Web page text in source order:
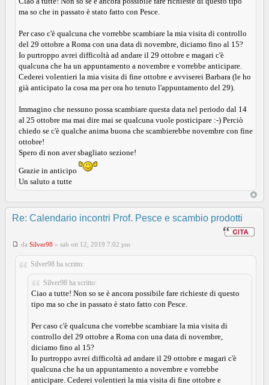
ma so che in passato è stato fatto con Pesce.
Per caso c'è qualcuna che vorrebbe scambiare la mia visita di controllo
del 29 ottobre a Roma con una data di novembre, diciamo fino al 15?
Io purtroppo avrei difficoltà ad andare il 29 ottobre e magari c'è
qualcuna che ha un appuntamento a novembre e vorrebbe anticipare.
Cederei volentieri la mia visita di fine ottobre e avviserei Barbara (le ho
già anticipato la cosa ma per ora ho tenuto l'appuntamento del 29).
Immagino che nessuno possa scambiare questa data nel periodo dal 14
al 25 ottobre ma mai dire mai se qualcuna vuole posticipare :-) Perciò
chiedo se c'è qualche anima buona che scambierebbe novembre con fine
ottobre!
Spero di non aver sbagliato sezione!
Grazie in anticipo
Un saluto a tutte
Re: Calendario incontri Prof. Pesce e scambio prodotti
da Silver98 » sab ott 12, 2019 7:02 pm
Silver98 ha scritto:
Silver98 ha scritto:
Ciao a tutte! Non so se è ancora possibile fare richieste di questo
tipo ma so che in passato è stato fatto con Pesce.
Per caso c'è qualcuna che vorrebbe scambiare la mia visita di
controllo del 29 ottobre a Roma con una data di novembre,
diciamo fino al 15?
Io purtroppo avrei difficoltà ad andare il 29 ottobre e magari c'è
qualcuna che ha un appuntamento a novembre e vorrebbe
anticipare. Cederei volentieri la mia visita di fine ottobre e